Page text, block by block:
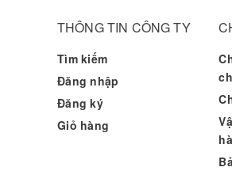
THÔNG TIN CÔNG TY
Tìm kiếm
Đăng nhập
Đăng ký
Giỏ hàng